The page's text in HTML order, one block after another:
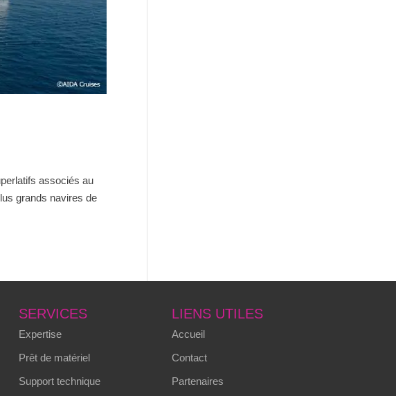
associés au
grands navires de
SERVICES
Expertise
Prêt de matériel
Support technique
LIENS UTILES
Accueil
Contact
Partenaires